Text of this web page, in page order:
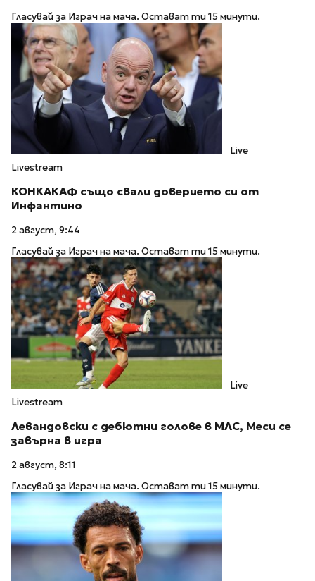
Гласувай за Играч на мача. Остават ти 15 минути.
Live
Livestream
КОНКАКАФ също свали доверието си от
Инфантино
2 август, 9:44
Гласувай за Играч на мача. Остават ти 15 минути.
Live
Livestream
Левандовски с дебютни голове в МЛС, Меси се
завърна в игра
2 август, 8:11
Гласувай за Играч на мача. Остават ти 15 минути.